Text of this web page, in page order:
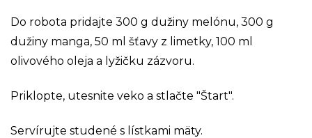
Do robota pridajte 300 g dužiny melónu, 300 g
dužiny manga, 50 ml šťavy z limetky, 100 ml
olivového oleja a lyžičku zázvoru.
Priklopte, utesnite veko a stlačte "Štart".
Servírujte studené s lístkami mäty.